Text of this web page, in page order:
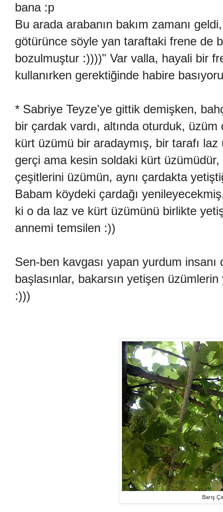
bana :p
Bu arada arabanın bakım zamanı
götürünce söyle yan taraftaki frene de
bozulmuştur :))))" Var valla, hayali bir
kullanırken gerektiğinde habire
* Sabriye Teyze'ye gittik demişken,
bir çardak vardı, altında oturduk,
kürt üzümü bir aradaymış, bir tarafı
gerçi ama kesin soldaki kürt
çeşitlerini üzümün, aynı çardakta
Babam köydeki çardağı
ki o da laz ve kürt üzümünü birlikte
annemi temsilen :))
Sen-ben kavgası yapan yurdum
başlasınlar, bakarsın yetişen
:)))
Barış